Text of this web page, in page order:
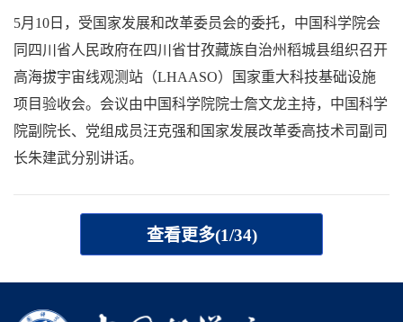
5月10日，受国家发展和改革委员会的委托，中国科学院会
同四川省人民政府在四川省甘孜藏族自治州稻城县组织召开
高海拔宇宙线观测站（LHAASO）国家重大科技基础设施
项目验收会。会议由中国科学院院士詹文龙主持，中国科学
院副院长、党组成员汪克强和国家发展改革委高技术司副司
长朱建武分别讲话。
查看更多(1/34)